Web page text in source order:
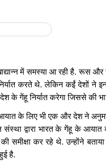
में समस्या आ रही है. रूस
करते थे. लेकिन कईं देशों ने
के गेंहू निर्यात करेगा जिससे की
के लिए भी एक और देश ने
संस्था द्वारा भारत के गेंहू के
समीक्षा कर रहे थे. उन्होंने
है.